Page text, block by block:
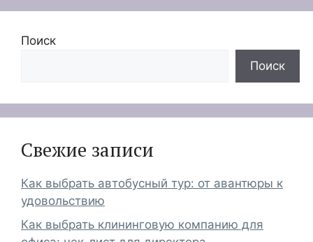
Поиск
Поиск
Свежие записи
Как выбрать автобусный тур: от авантюры к
удовольствию
Как выбрать клининговую компанию для